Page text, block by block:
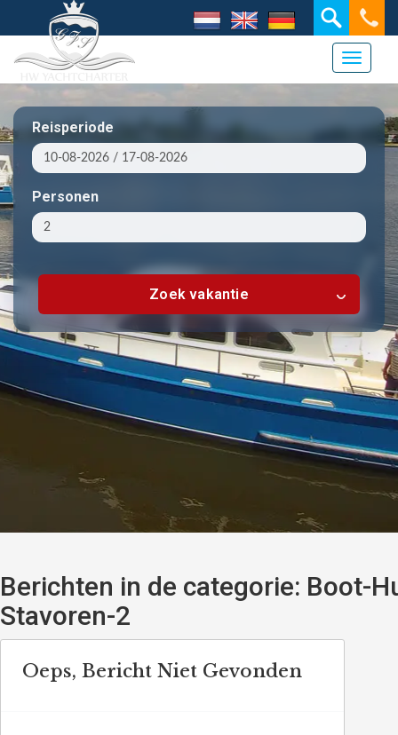
Reisperiode
Personen
Zoek vakantie
Toggle
Berichten in de categorie: Boot-
Stavoren-2
Oeps, Bericht Niet Gevonden